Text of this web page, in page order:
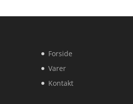
Forside
Varer
Kontakt